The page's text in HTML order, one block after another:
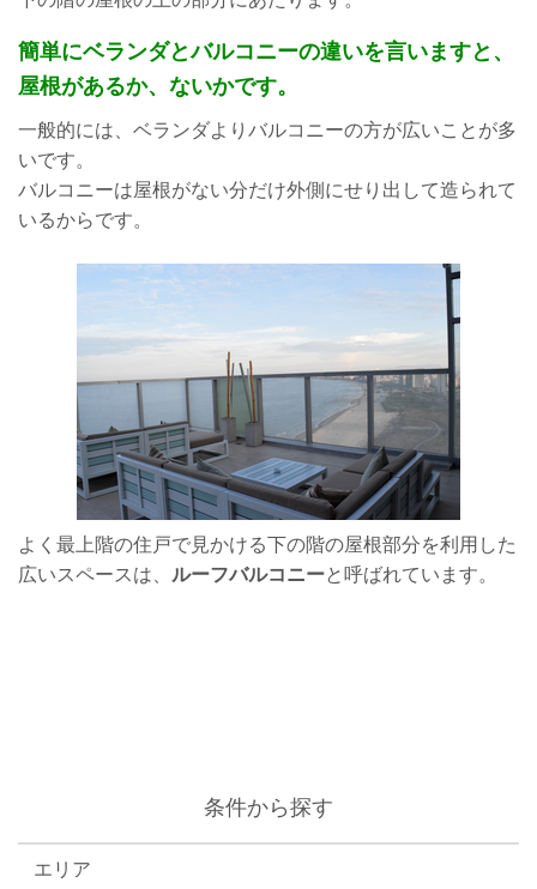
簡単にベランダとバルコニーの違いを言いますと、
屋根があるか、ないかです。
一般的には、ベランダよりバルコニーの方が広いことが多
いです。
バルコニーは屋根がない分だけ外側にせり出して造られて
いるからです。
よく最上階の住戸で見かける下の階の屋根部分を利用した
広いスペースは、 ルーフバルコニーと呼ばれています。
条件から探す
エリア